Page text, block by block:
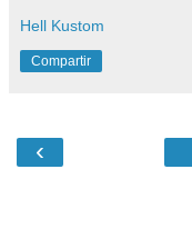
Hell Kustom
Compartir
‹